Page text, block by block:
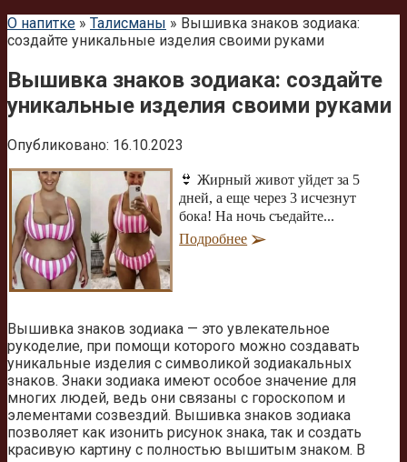
О напитке » Талисманы » Вышивка знаков зодиака:
создайте уникальные изделия своими руками
Вышивка знаков зодиака: создайте
уникальные изделия своими руками
Опубликовано: 16.10.2023
👙 Жирный живот уйдет за 5
дней, а еще через 3 исчезнут
бока! На ночь съедайте...
Подробнее
Вышивка знаков зодиака — это увлекательное
рукоделие, при помощи которого можно создавать
уникальные изделия с символикой зодиакальных
знаков. Знаки зодиака имеют особое значение для
многих людей, ведь они связаны с гороскопом и
элементами созвездий. Вышивка знаков зодиака
позволяет как изонить рисунок знака, так и создать
красивую картину с полностью вышитым знаком. В